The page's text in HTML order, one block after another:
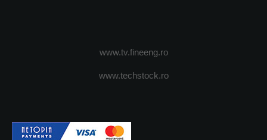
www.tv.fineeng.ro
www.techstock.ro